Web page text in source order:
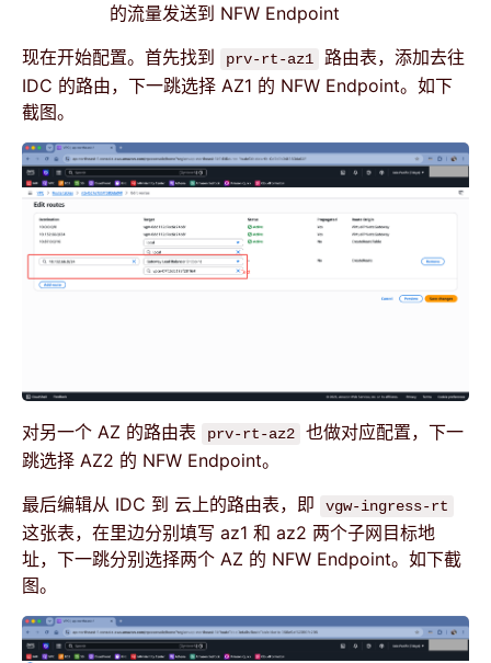
的流量发送到 NFW Endpoint
现在开始配置。首先找到
prv-rt-az1
路由表，添加去往
IDC 的路由，下一跳选择 AZ1 的 NFW Endpoint。如下
截图。
对另一个 AZ 的路由表 prv-rt-az2
也做对应配置，下一
跳选择 AZ2 的 NFW Endpoint。
最后编辑从 IDC 到 云上的路由表，即
vgw-ingress-rt
这张表，在里边分别填写 az1 和 az2 两个子网目标地
址，下一跳分别选择两个 AZ 的 NFW Endpoint。如下截
图。